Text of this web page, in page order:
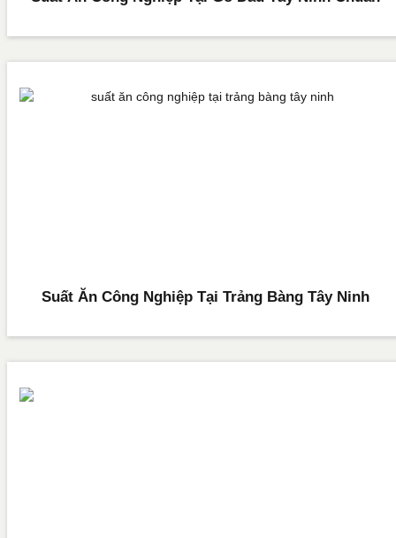
Suất Ăn Công Nghiệp Tại Trảng Bàng Tây Ninh